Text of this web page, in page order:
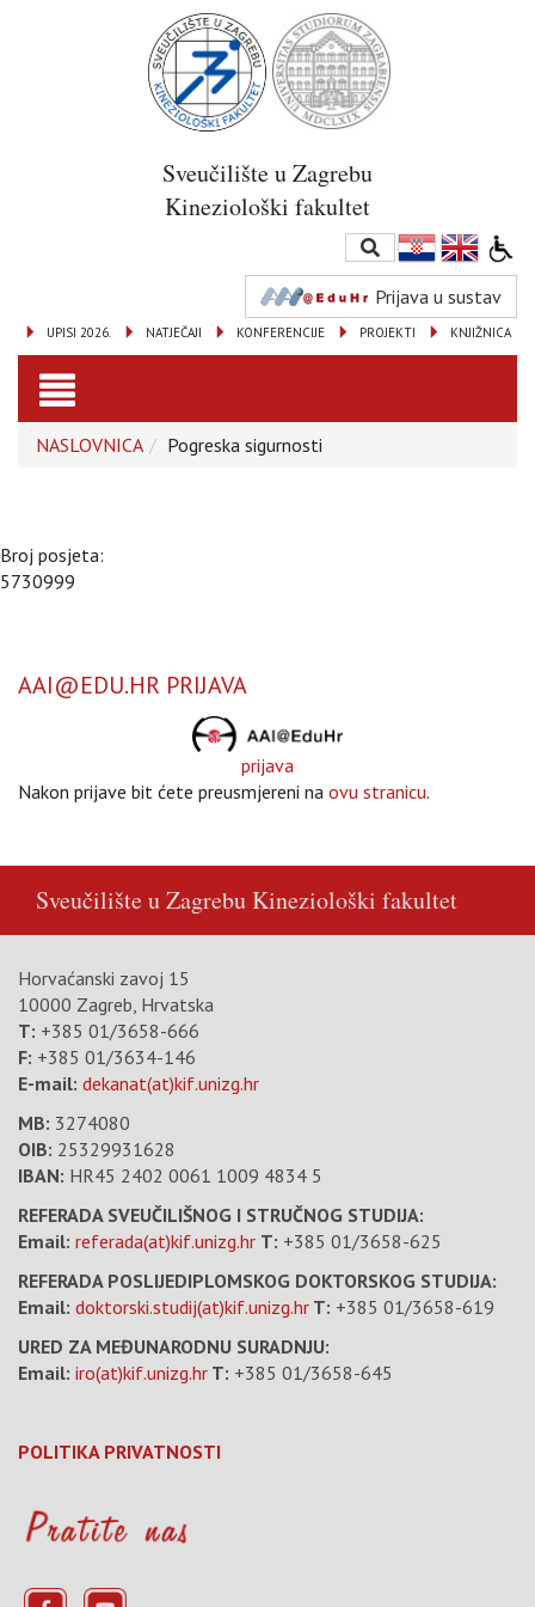
Sveučilište u Zagrebu
Kineziološki fakultet
Prijava u sustav
KNJIŽNICA
PROJEKTI
KONFERENCIJE
NATJEČAJI
UPISI 2026.
Toggle
navigation
NASLOVNICA Pogreska sigurnosti
Broj posjeta:
5730999
AAI@EDU.HR PRIJAVA
prijava
Nakon prijave bit ćete preusmjereni na ovu stranicu.
Sveučilište u ZagrebuKineziološki fakultet
Horvaćanski zavoj 15
10000 Zagreb, Hrvatska
T: +385 01/3658-666
F: +385 01/3634-146
E-mail: dekanat(at)kif.unizg.hr
MB: 3274080
OIB: 25329931628
IBAN: HR45 2402 0061 1009 4834 5
REFERADA SVEUČILIŠNOG I STRUČNOG STUDIJA:
Email: referada(at)kif.unizg.hr T: +385 01/3658-625
REFERADA POSLIJEDIPLOMSKOG DOKTORSKOG STUDIJA:
Email: doktorski.studij(at)kif.unizg.hr T: +385 01/3658-619
URED ZA MEĐUNARODNU SURADNJU:
Email: iro(at)kif.unizg.hr T: +385 01/3658-645
POLITIKA PRIVATNOSTI